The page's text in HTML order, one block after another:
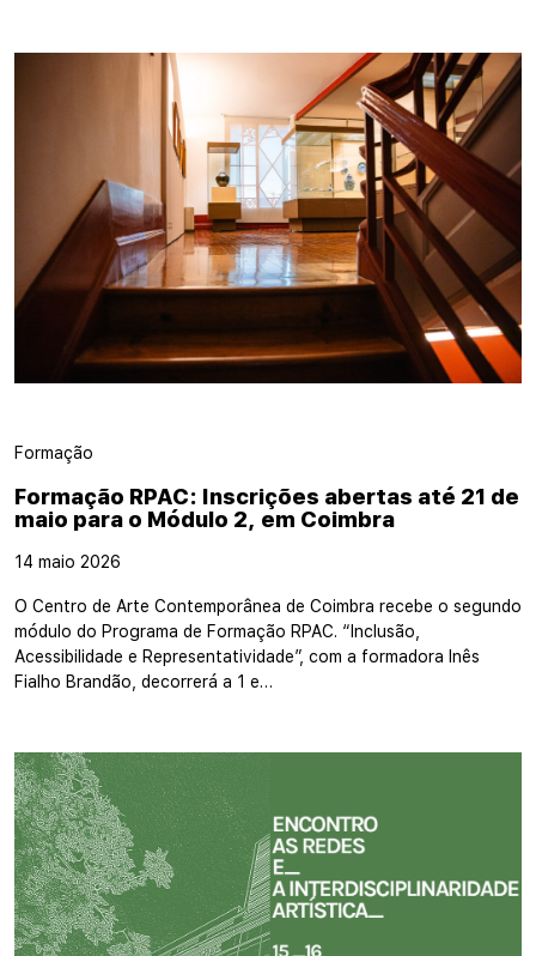
Formação
Formação RPAC: Inscrições abertas até 21 de
maio para o Módulo 2, em Coimbra
14 maio 2026
O Centro de Arte Contemporânea de Coimbra recebe o segundo
módulo do Programa de Formação RPAC. “Inclusão,
Acessibilidade e Representatividade”, com a formadora Inês
Fialho Brandão, decorrerá a 1 e…